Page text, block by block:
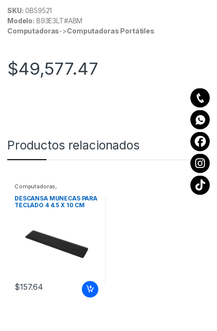
SKU: 0B59521
Modelo: B93E3LT#ABM
Computadoras->Computadoras Portátiles
$49,577.47
Productos relacionados
Computadoras,
DESCANSA MUNECAS PARA
TECLADO 4 4.5 X 10 CM
$157.64